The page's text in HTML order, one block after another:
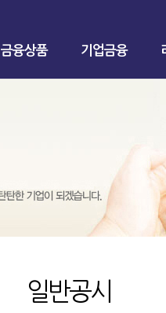
금융상품 기업금융
일반공시